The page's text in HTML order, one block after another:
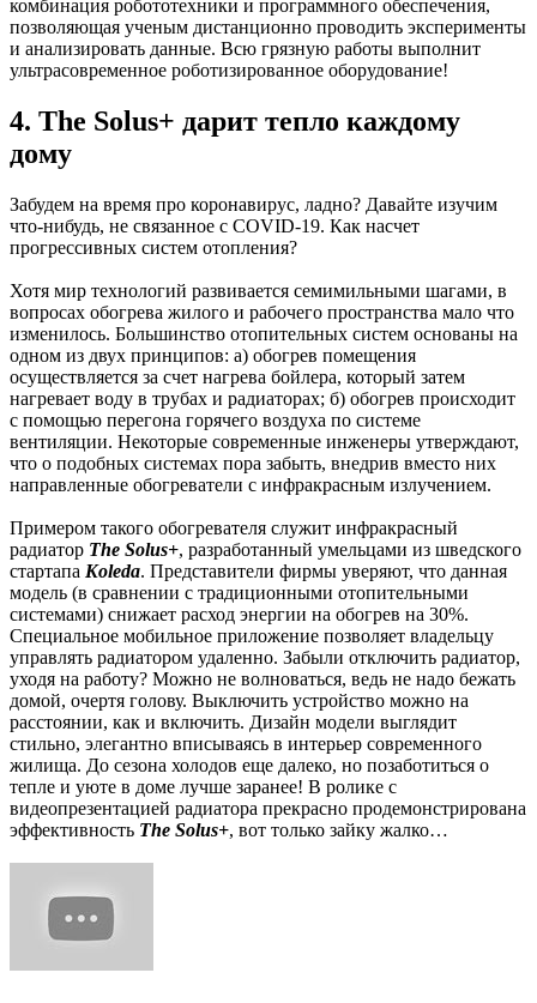
комбинация робототехники и программного обеспечения,
позволяющая ученым дистанционно проводить эксперименты
и анализировать данные. Всю грязную работы выполнит
ультрасовременное роботизированное оборудование!
4. The Solus+ дарит тепло каждому
дому
Забудем на время про коронавирус, ладно? Давайте изучим
что-нибудь, не связанное с COVID-19. Как насчет
прогрессивных систем отопления?
Хотя мир технологий развивается семимильными шагами, в
вопросах обогрева жилого и рабочего пространства мало что
изменилось. Большинство отопительных систем основаны на
одном из двух принципов: а) обогрев помещения
осуществляется за счет нагрева бойлера, который затем
нагревает воду в трубах и радиаторах; б) обогрев происходит
с помощью перегона горячего воздуха по системе
вентиляции. Некоторые современные инженеры утверждают,
что о подобных системах пора забыть, внедрив вместо них
направленные обогреватели с инфракрасным излучением.
Примером такого обогревателя служит инфракрасный
радиатор The Solus+, разработанный умельцами из шведского
стартапа Koleda. Представители фирмы уверяют, что данная
модель (в сравнении с традиционными отопительными
системами) снижает расход энергии на обогрев на 30%.
Специальное мобильное приложение позволяет владельцу
управлять радиатором удаленно. Забыли отключить радиатор,
уходя на работу? Можно не волноваться, ведь не надо бежать
домой, очертя голову. Выключить устройство можно на
расстоянии, как и включить. Дизайн модели выглядит
стильно, элегантно вписываясь в интерьер современного
жилища. До сезона холодов еще далеко, но позаботиться о
тепле и уюте в доме лучше заранее! В ролике с
видеопрезентацией радиатора прекрасно продемонстрирована
эффективность The Solus+, вот только зайку жалко…